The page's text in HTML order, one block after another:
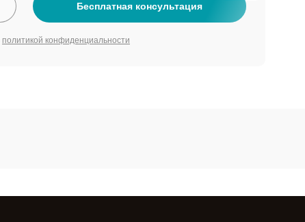
Бесплатная консультация
политикой конфиденциальности